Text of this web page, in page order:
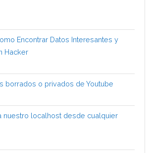
Encontrar Datos Interesantes y
Hacker
borrados o privados de Youtube
nuestro localhost desde cualquier